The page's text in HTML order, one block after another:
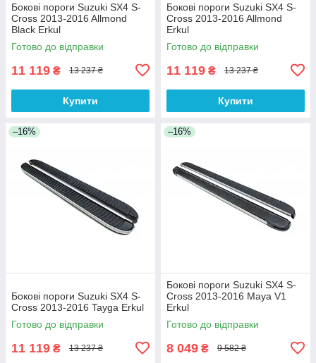
Бокові пороги Suzuki SX4 S-
Cross 2013-2016 Allmond
Black Erkul
Готово до відправки
11 119 ₴ 13 237 ₴
Купити
Бокові пороги Suzuki SX4 S-
Cross 2013-2016 Allmond
Erkul
Готово до відправки
11 119 ₴ 13 237 ₴
Купити
–16%
Бокові пороги Suzuki SX4 S-
Cross 2013-2016 Tayga Erkul
Готово до відправки
11 119 ₴ 13 237 ₴
–16%
Бокові пороги Suzuki SX4 S-
Cross 2013-2016 Maya V1
Erkul
Готово до відправки
8 049 ₴ 9 582 ₴